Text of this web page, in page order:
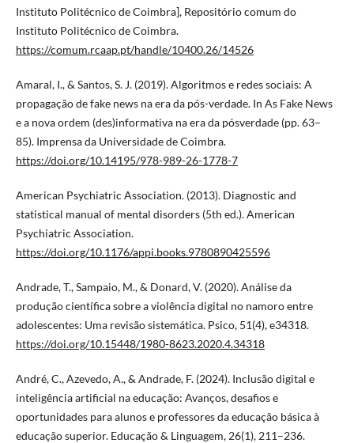
Instituto Politécnico de Coimbra], Repositório comum do
Instituto Politécnico de Coimbra.
https://comum.rcaap.pt/handle/10400.26/14526
Amaral, I., & Santos, S. J. (2019). Algoritmos e redes sociais: A
propagação de fake news na era da pós-verdade. In As Fake News
e a nova ordem (des)informativa na era da pósverdade (pp. 63–
85). Imprensa da Universidade de Coimbra.
https://doi.org/10.14195/978-989-26-1778-7
American Psychiatric Association. (2013). Diagnostic and
statistical manual of mental disorders (5th ed.). American
Psychiatric Association.
https://doi.org/10.1176/appi.books.9780890425596
Andrade, T., Sampaio, M., & Donard, V. (2020). Análise da
produção científica sobre a violência digital no namoro entre
adolescentes: Uma revisão sistemática. Psico, 51(4), e34318.
https://doi.org/10.15448/1980-8623.2020.4.34318
André, C., Azevedo, A., & Andrade, F. (2024). Inclusão digital e
inteligência artificial na educação: Avanços, desafios e
oportunidades para alunos e professores da educação básica à
educação superior. Educação & Linguagem, 26(1), 211–236.